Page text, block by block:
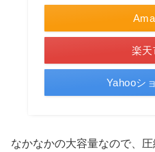
楽天
Yahooシ
なかなかの大容量なので、